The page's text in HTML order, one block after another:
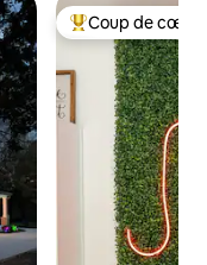
Coups de cœur
Coup de cœur